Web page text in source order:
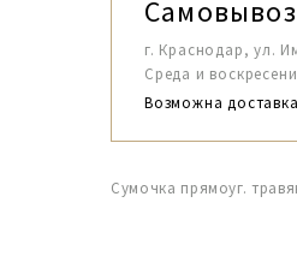
г. Краснодар, ул.
Среда и
Возможна
Сумочка прямоуг.